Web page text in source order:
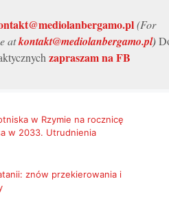
(For
atkontakt@mediolanbergamo.pl)
zapraszam na FB
w Rzymie na rocznicę
w 2033. Utrudnienia
znów przekierowania i